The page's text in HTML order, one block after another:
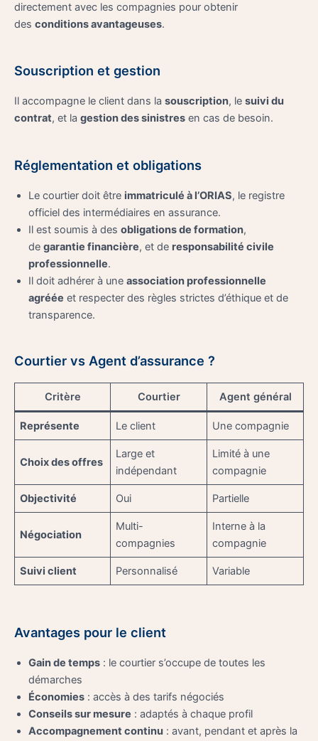
directement avec les compagnies pour obtenir
des conditions avantageuses.
Souscription et gestion
Il accompagne le client dans la souscription, le suivi du
contrat, et la gestion des sinistres en cas de besoin.
Réglementation et obligations
Le courtier doit être immatriculé à l’ORIAS, le registre
officiel des intermédiaires en assurance.
Il est soumis à des obligations de formation,
de garantie financière, et de responsabilité civile
professionnelle.
Il doit adhérer à une association professionnelle
agréée et respecter des règles strictes d’éthique et de
transparence.
Courtier vs Agent d’assurance ?
Critère Courtier Agent général
Représente Le client Une compagnie
Choix des offres
Large et
indépendant
Limité à une
compagnie
Objectivité Oui Partielle
Négociation
Multi-
compagnies
Interne à la
compagnie
Suivi client Personnalisé Variable
Avantages pour le client
Gain de temps : le courtier s’occupe de toutes les
démarches
Économies : accès à des tarifs négociés
Conseils sur mesure : adaptés à chaque profil
Accompagnement continu : avant, pendant et après la